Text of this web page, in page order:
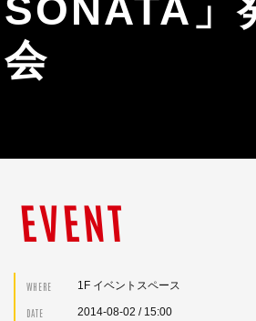
SONATA
会
EVENT
WHERE 1F イベントスペース
DATE 2014-08-02 / 15:00